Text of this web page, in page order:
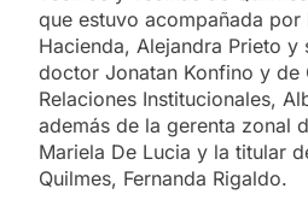
que estuvo acompañada por
Hacienda, Alejandra Prieto y
doctor Jonatan Konfino y de
Relaciones Institucionales,
además de la gerenta zonal
Mariela De Lucia y la titular
Quilmes, Fernanda Rigaldo.